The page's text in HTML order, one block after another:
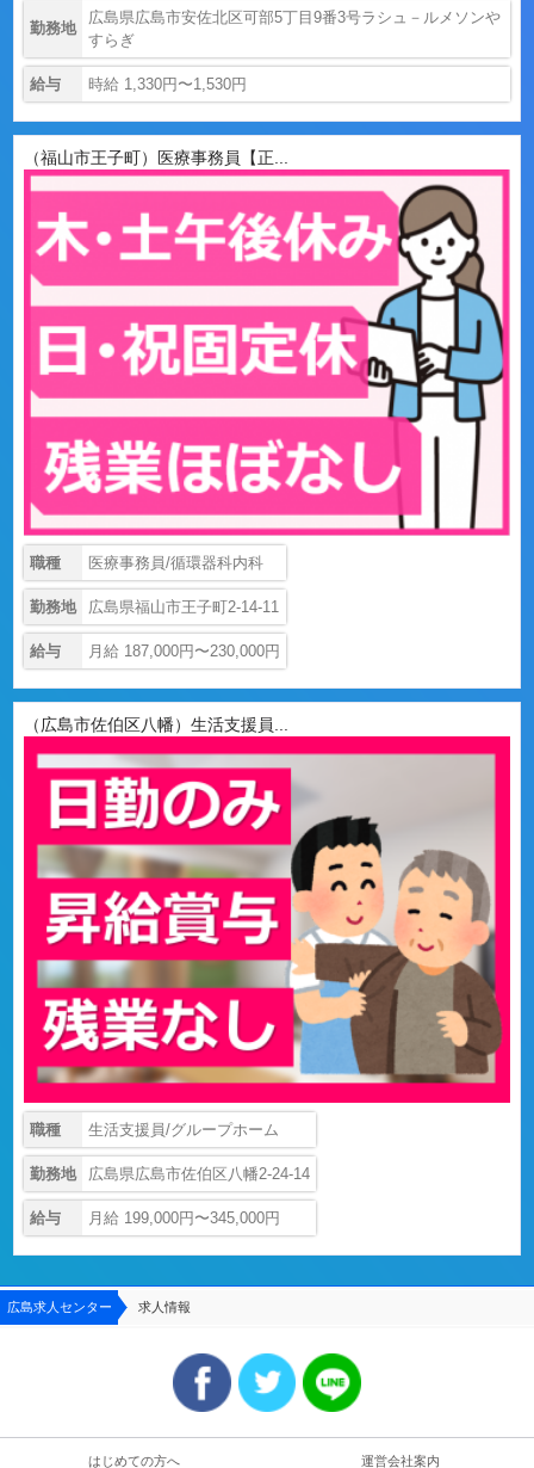
勤務地
広島県広島市安佐北区可部5丁目9番3号ラシュ－ルメソンや
すらぎ
給与 時給 1,330円〜1,530円
（福山市王子町）医療事務員【正...
職種 医療事務員/循環器科内科
勤務地 広島県福山市王子町2-14-11
給与 月給 187,000円〜230,000円
（広島市佐伯区八幡）生活支援員...
職種 生活支援員/グループホーム
勤務地 広島県広島市佐伯区八幡2-24-14
給与 月給 199,000円〜345,000円
広島求人センター 求人情報
はじめての方へ 運営会社案内